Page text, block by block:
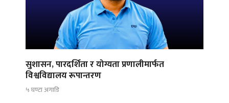
सुशासन, पारदर्शिता र योग्यता प्रणालीमार्फत
विश्वविद्यालय रूपान्तरण
५ घण्टा अगाडि